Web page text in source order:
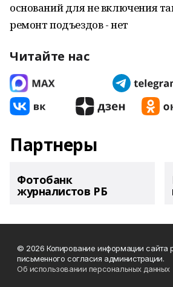
оснований для не включения
ремонт подъездов - нет
Читайте нас
Партнеры
Фотобанк
журналистов РБ
© 2026 Копирование информации сайта
письменного согласия администрации.
Об использовании персональных данных